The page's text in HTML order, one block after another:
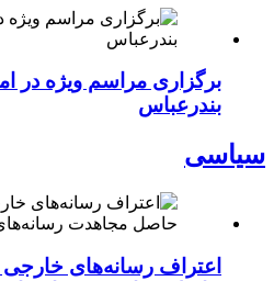
برگزاری مراسم ویژه در
بندرعباس
سیاسی
اعتراف رسانه‌های